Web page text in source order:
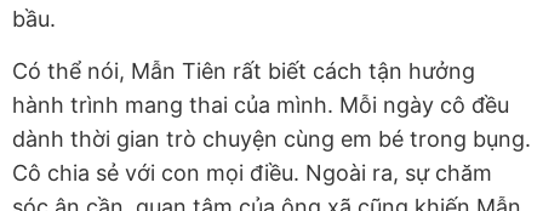
bầu.
Có thể nói, Mẫn Tiên rất biết cách tận hưởng
hành trình mang thai của mình. Mỗi ngày cô đều
dành thời gian trò chuyện cùng em bé trong bụng.
Cô chia sẻ với con mọi điều. Ngoài ra, sự chăm